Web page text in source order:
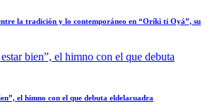
la tradición y lo contemporáneo en “Oríkì ti Oyá”, su
el himno con el que debuta eldelacuadra